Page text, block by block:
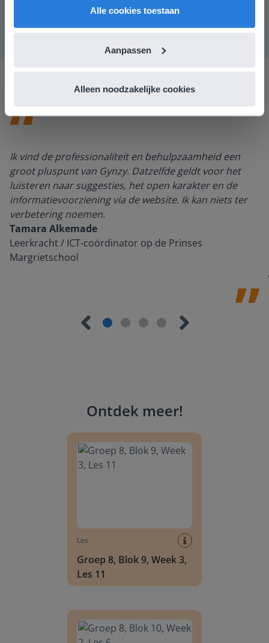
Alle cookies toestaan
Aanpassen
Alleen noodzakelijke cookies
Ik vind de professionaliteit en behulpzaamheid een
groot pluspunt van Gynzy. Datzelfde geldt voor het
luisteren naar suggesties, het open karakter en de
informatievoorziening via de website. Ik kan niets ter
verbetering noemen.
Tamara Alkemade
Leerkracht / ICT-coördinator op de Prinses
Margrietschool
Ontdek meer!
Les
Groep 8, Blok 9, Week 3,
Les 11